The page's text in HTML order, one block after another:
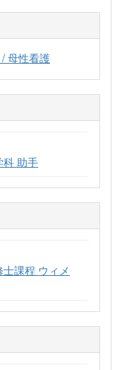
母性看護
科 助手
課程 ウィメ